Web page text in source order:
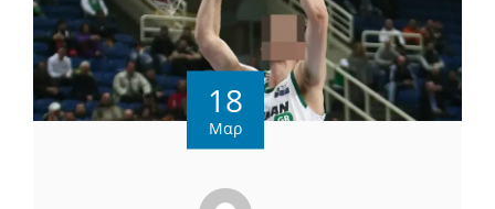
18
Μαρ